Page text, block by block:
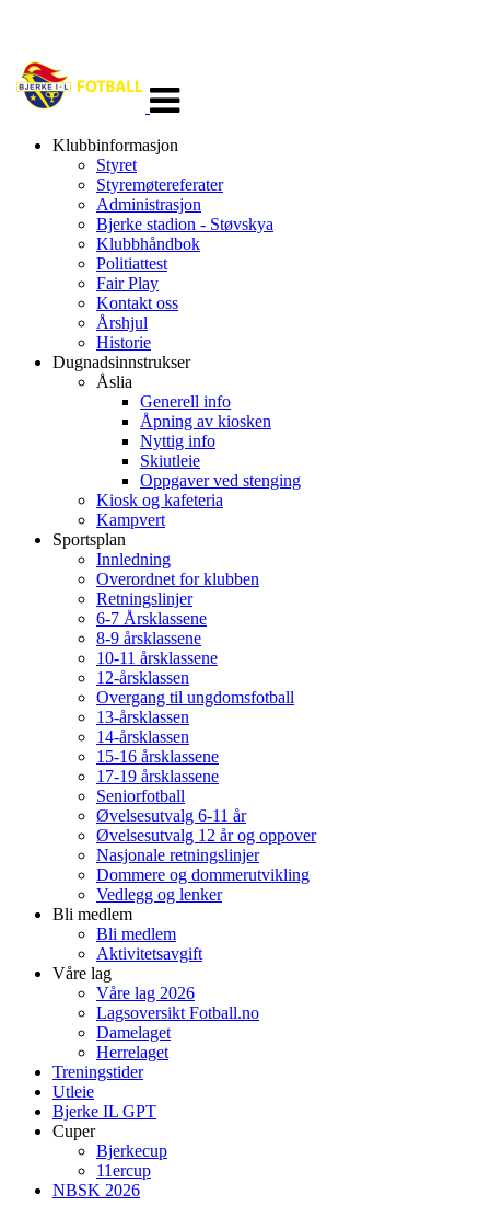
navigasjon
Klubbinformasjon
Styret
Styremøtereferater
Administrasjon
Bjerke stadion - Støvskya
Klubbhåndbok
Politiattest
Fair Play
Kontakt oss
Årshjul
Historie
Dugnadsinnstrukser
Åslia
Generell info
Åpning av kiosken
Nyttig info
Skiutleie
Oppgaver ved stenging
Kiosk og kafeteria
Kampvert
Sportsplan
Innledning
Overordnet for klubben
Retningslinjer
6-7 Årsklassene
8-9 årsklassene
10-11 årsklassene
12-årsklassen
Overgang til ungdomsfotball
13-årsklassen
14-årsklassen
15-16 årsklassene
17-19 årsklassene
Seniorfotball
Øvelsesutvalg 6-11 år
Øvelsesutvalg 12 år og oppover
Nasjonale retningslinjer
Dommere og dommerutvikling
Vedlegg og lenker
Bli medlem
Bli medlem
Aktivitetsavgift
Våre lag
Våre lag 2026
Lagsoversikt Fotball.no
Damelaget
Herrelaget
Treningstider
Utleie
Bjerke IL GPT
Cuper
Bjerkecup
11ercup
NBSK 2026